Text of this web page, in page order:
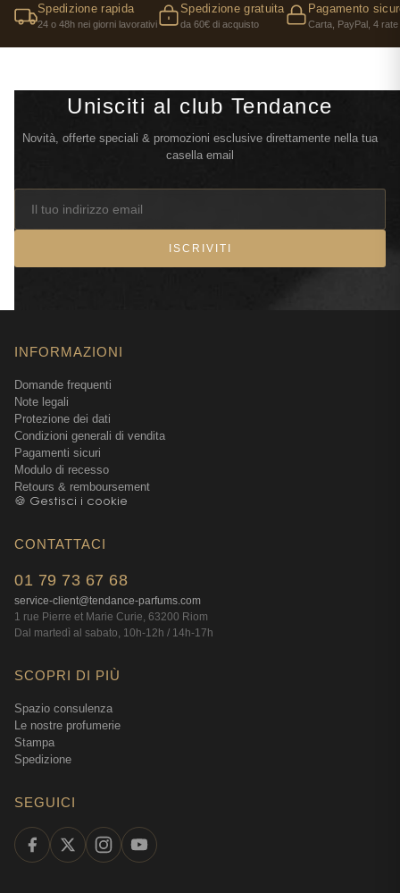
Spedizione rapida
24 o 48h nei giorni lavorativi
Spedizione gratuita
da 60€ di acquisto
Pagamento
Carta, PayPal, 4
Unisciti al club Tendance
Novità, offerte speciali & promozioni esclusive direttamente nella tua
casella email
ISCRIVITI
INFORMAZIONI
Domande frequenti
Note legali
Protezione dei dati
Condizioni generali di vendita
Pagamenti sicuri
Modulo di recesso
Retours & remboursement
🍪 Gestisci i cookie
CONTATTACI
01 79 73 67 68
service-client@tendance-parfums.com
1 rue Pierre et Marie Curie, 63200 Riom
Dal martedì al sabato, 10h-12h / 14h-17h
SCOPRI DI PIÙ
Spazio consulenza
Le nostre profumerie
Stampa
Spedizione
SEGUICI